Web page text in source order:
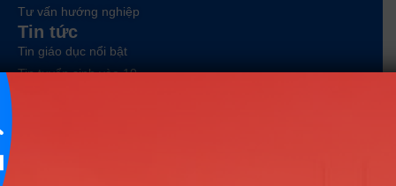
Tư vấn hướng nghiệp
Tin tức
Tin giáo dục nổi bật
Tin tuyển sinh vào 10